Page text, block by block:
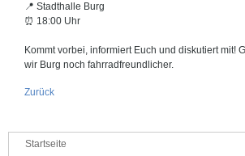
📍 Stadthalle Burg
⏰ 18:00 Uhr
Kommt vorbei, informiert Euch und diskutiert mit!
wir Burg noch fahrradfreundlicher.
Zurück
Navigation
überspringen
Startseite